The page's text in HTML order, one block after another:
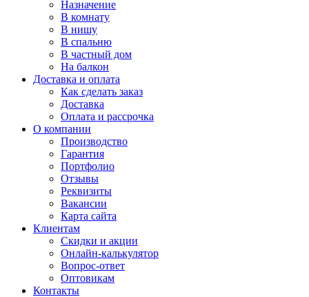
Назначение
В комнату
В нишу
В спальню
В частный дом
На балкон
Доставка и оплата
Как сделать заказ
Доставка
Оплата и рассрочка
О компании
Производство
Гарантия
Портфолио
Отзывы
Реквизиты
Вакансии
Карта сайта
Клиентам
Скидки и акции
Онлайн-калькулятор
Вопрос-ответ
Оптовикам
Контакты